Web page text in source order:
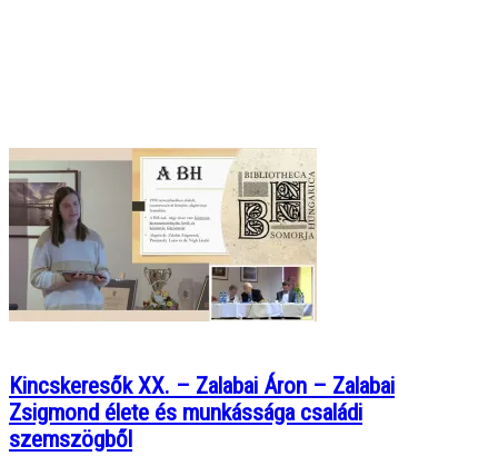
Kincskeresők XX. – Zalabai Áron – Zalabai
Zsigmond élete és munkássága családi
szemszögből